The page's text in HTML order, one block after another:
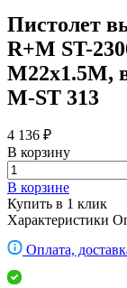
Пистолет
R+M ST-
M22x1.5M,
M-ST 313
4 136 ₽
В корзину
В корзине
Купить в 1 клик
Характеристики
Оплата,